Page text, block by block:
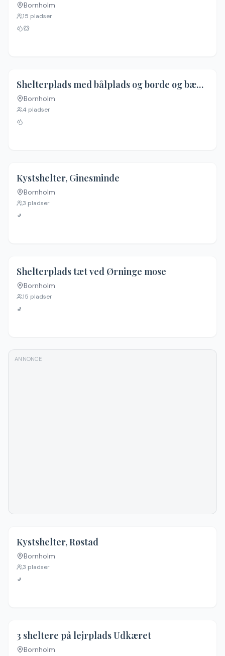
Bornholm
15 pladser
Shelterplads med bålplads og borde og bænke
Bornholm
4 pladser
Kystshelter, Ginesminde
Bornholm
3 pladser
🚽
Shelterplads tæt ved Ørninge mose
Bornholm
15 pladser
🚽
ANNONCE
Kystshelter, Røstad
Bornholm
3 pladser
🚽
3 sheltere på lejrplads Udkæret
Bornholm